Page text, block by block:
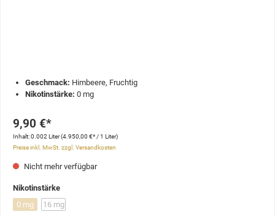
Geschmack: Himbeere, Fruchtig
Nikotinstärke: 0 mg
9,90 €*
Inhalt:0.002 Liter(4.950,00 €* / 1 Liter)
Preise inkl. MwSt. zzgl. Versandkosten
Nicht mehr verfügbar
Nikotinstärke
0 mg
16 mg